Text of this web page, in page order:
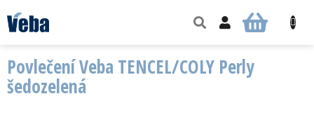
na
obsah
NÁKUPNÍ
Povlečení Veba TENCEL/COLY Perly
šedozelená